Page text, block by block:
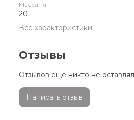
Масса, кг
20
Все характеристики
Отзывы
Отзывов еще никто не оставлял
Написать отзыв